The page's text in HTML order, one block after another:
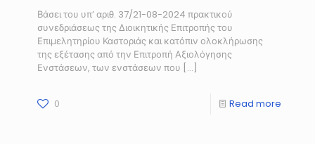
Βάσει του υπ’ αριθ. 37/21-08-2024 πρακτικού
συνεδριάσεως της Διοικητικής Επιτροπής του
Επιμελητηρίου Καστοριάς και κατόπιν ολοκλήρωσης
της εξέτασης από την Επιτροπή Αξιολόγησης
Ενστάσεων, των ενστάσεων που […]
0 Read more